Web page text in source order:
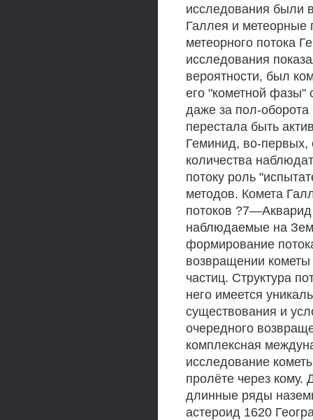
исследования были
Галлея и метеорные
метеорного потока
исследования
вероятности, был
его "кометной фазы"
даже за пол-оборота
перестала быть
Геминид, во-первых,
количества
потоку роль
методов. Комета
потоков
наблюдаемые на
формирование
возвращении
частиц. Структура
него имеется
существования и
очередного
комплексная
исследование
пролёте через
длинные ряды
астероид 1620